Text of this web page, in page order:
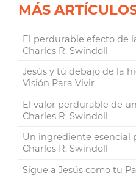
MÁS
El perdurable efecto de
Charles R. Swindoll
Jesús y tú debajo de la
Visión Para Vivir
El valor perdurable de
Charles R. Swindoll
Un ingrediente esencial
Charles R. Swindoll
Sigue a Jesús como tu